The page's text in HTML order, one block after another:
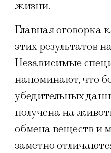
жизни.
Главная оговорка
этих результатов
Независимые
напоминают, что
убедительных
получена на
обмена веществ и
заметно